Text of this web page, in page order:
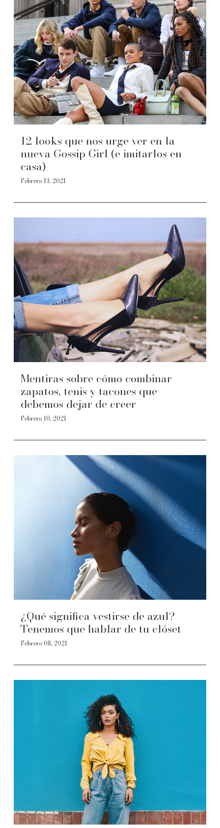
12 looks que nos urge ver en la
nueva Gossip Girl (e imitarlos en
casa)
Febrero 13, 2021
Mentiras sobre cómo combinar
zapatos, tenis y tacones que
debemos dejar de creer
Febrero 10, 2021
¿Qué significa vestirse de azul?
Tenemos que hablar de tu clóset
Febrero 08, 2021